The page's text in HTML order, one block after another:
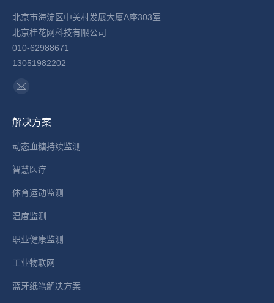
北京市海淀区中关村发展大厦A座303室
北京桂花网科技有限公司
010-62988671
13051982202
找到我们：
Mail
opens
in
window
解决方案
动态血糖持续监测
智慧医疗
体育运动监测
温度监测
职业健康监测
工业物联网
蓝牙纸笔解决方案